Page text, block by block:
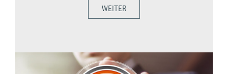
WEITER